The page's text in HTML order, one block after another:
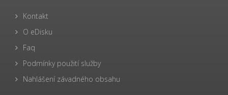
Kontakt
O eDisku
Faq
Podmínky použití služby
Nahlášení závadného obsahu